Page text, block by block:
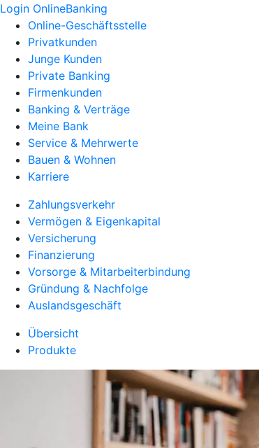
Login OnlineBanking
Online-Geschäftsstelle
Privatkunden
Junge Kunden
Private Banking
Firmenkunden
Banking & Verträge
Meine Bank
Service & Mehrwerte
Bauen & Wohnen
Karriere
Zahlungsverkehr
Vermögen & Eigenkapital
Versicherung
Finanzierung
Vorsorge & Mitarbeiterbindung
Gründung & Nachfolge
Auslandsgeschäft
Übersicht
Produkte